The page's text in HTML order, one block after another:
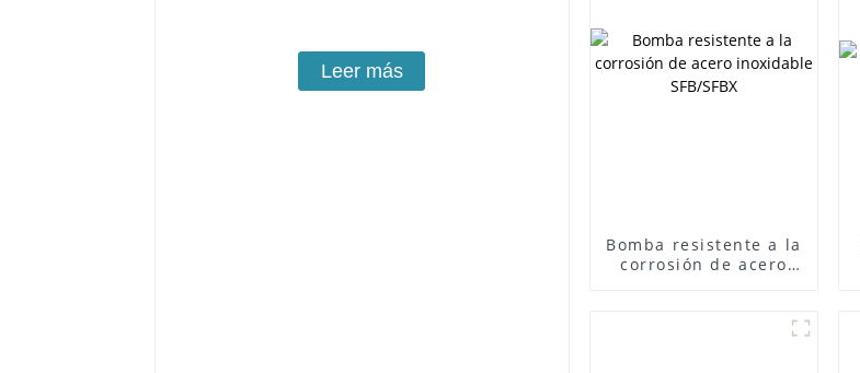
Leer más
Bomba resistente a la
corrosión de acero